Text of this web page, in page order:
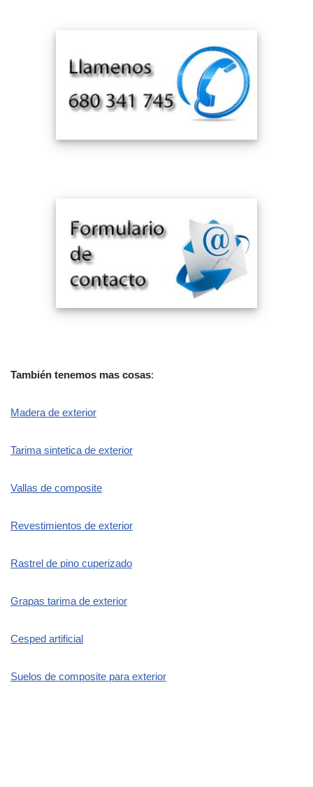
También tenemos mas cosas:
Madera de exterior
Tarima sintetica de exterior
Vallas de composite
Revestimientos de exterior
Rastrel de pino cuperizado
Grapas tarima de exterior
Cesped artificial
Suelos de composite para exterior